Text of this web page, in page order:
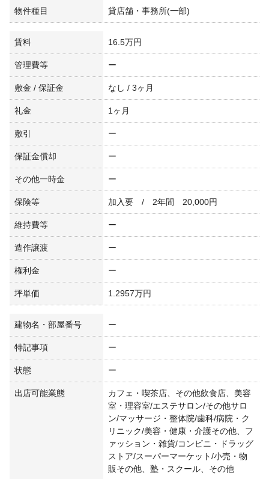
物件種目 貸店舗・事務所(一部)
賃料 16.5万円
管理費等 ー
敷金 / 保証金 なし / 3ヶ月
礼金 1ヶ月
敷引 ー
保証金償却 ー
その他一時金 ー
保険等 加入要 / 2年間 20,000円
維持費等 ー
造作譲渡 ー
権利金 ー
坪単価 1.2957万円
建物名・部屋番号 ー
特記事項 ー
状態 ー
出店可能業態
カフェ・喫茶店、その他飲食店、美容
室・理容室/エステサロン/その他サロ
ン/マッサージ・整体院/歯科/病院・ク
リニック/美容・健康・介護その他、フ
ァッション・雑貨/コンビニ・ドラッグ
ストア/スーパーマーケット/小売・物
販その他、塾・スクール、その他